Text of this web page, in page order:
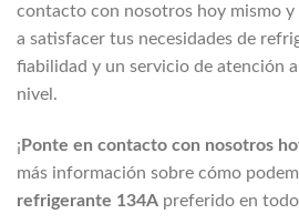
contacto con nosotros hoy mismo y
a satisfacer tus necesidades de
fiabilidad y un servicio de atención
nivel.
¡ Ponte en contacto con nosotros
más información sobre cómo
refrigerante 134A preferido en